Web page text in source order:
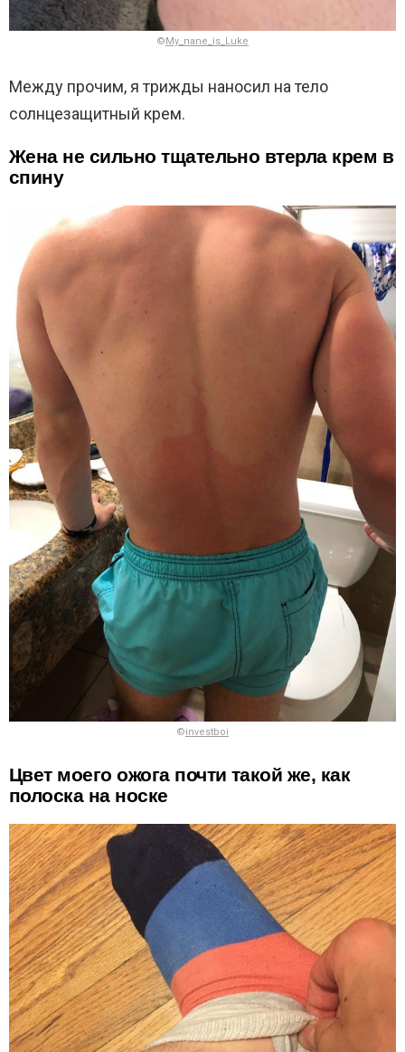
©My_nane_is_Luke
Между прочим, я трижды наносил на тело
солнцезащитный крем.
Жена не сильно тщательно втерла крем в
спину
©investboi
Цвет моего ожога почти такой же, как
полоска на носке